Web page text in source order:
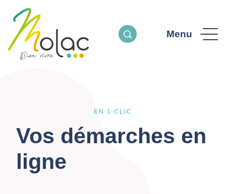
Menu
EN 1 CLIC
Vos démarches en
ligne